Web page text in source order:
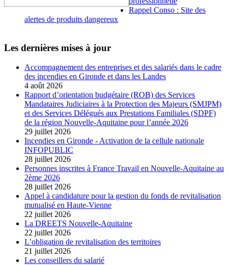
Rappel Conso : Site des
alertes de produits dangereux
Les dernières mises à jour
Accompagnement des entreprises et des salariés dans le cadre
des incendies en Gironde et dans les Landes
4 août 2026
Rapport d’orientation budgétaire (ROB) des Services
Mandataires Judiciaires à la Protection des Majeurs (SMJPM)
et des Services Délégués aux Prestations Familiales (SDPF)
de la région Nouvelle-Aquitaine pour l’année 2026
29 juillet 2026
Incendies en Gironde - Activation de la cellule nationale
INFOPUBLIC
28 juillet 2026
Personnes inscrites à France Travail en Nouvelle-Aquitaine au
2ème 2026
28 juillet 2026
Appel à candidature pour la gestion du fonds de revitalisation
mutualisé en Haute-Vienne
22 juillet 2026
La DREETS Nouvelle-Aquitaine
22 juillet 2026
L’obligation de revitalisation des territoires
21 juillet 2026
Les conseillers du salarié